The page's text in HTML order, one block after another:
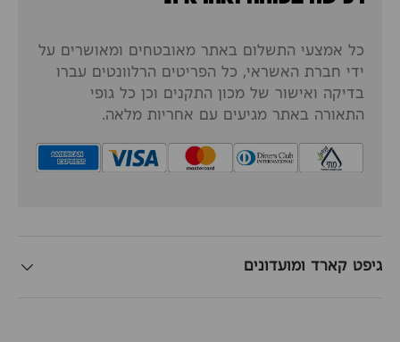
כל אמצעי התשלום באתר מאובטחים ומאושרים על
ידי חברת האשראי, כל הפריטים הרלוונטים עברו
בדיקה ואישור של מכון התקנים וכן כל גופי
התאורה באתר מגיעים עם אחריות מלאה.
גיפט קארד ומועדונים